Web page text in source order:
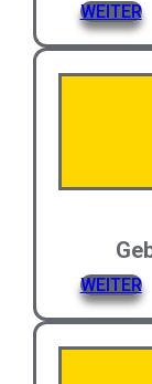
WEITER
WEITER